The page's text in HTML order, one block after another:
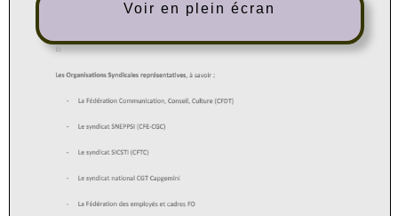
Voir en plein écran